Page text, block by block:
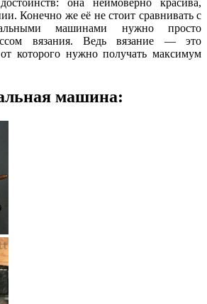
Конечно же её не стоит сравнивать с
машинами нужно просто
вязания. Ведь вязание — это
которого нужно получать максимум
машина: